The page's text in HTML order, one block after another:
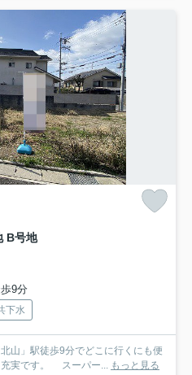
B号地
9分
下水
山」駅徒歩9分でどこに行くにも便
実です。 スーパー... もっと見る